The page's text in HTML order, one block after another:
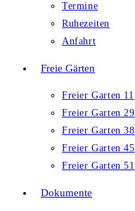
Termine
Ruhezeiten
Anfahrt
Freie Gärten
Freier Garten 11
Freier Garten 29
Freier Garten 38
Freier Garten 45
Freier Garten 51
Dokumente